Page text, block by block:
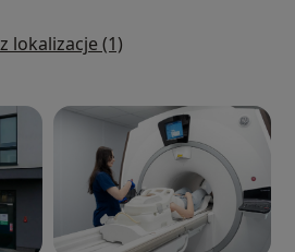
lokalizacje (1)